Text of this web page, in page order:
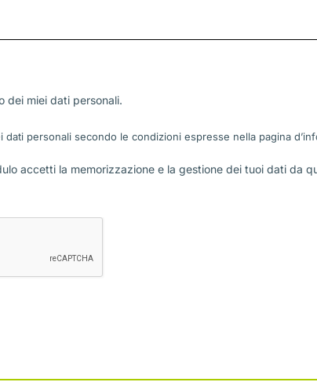
dei miei dati personali.
dati personali secondo le condizioni espresse nella pagina
accetti la memorizzazione e la gestione dei tuoi dati da